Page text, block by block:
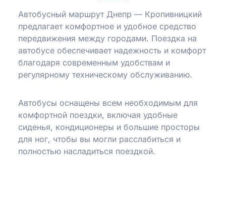
Автобусный маршрут Днепр — Кропивницкий
предлагает комфортное и удобное средство
передвижения между городами. Поездка на
автобусе обеспечивает надежность и комфорт
благодаря современным удобствам и
регулярному техническому обслуживанию.
Автобусы оснащены всем необходимым для
комфортной поездки, включая удобные
сиденья, кондиционеры и большие просторы
для ног, чтобы вы могли расслабиться и
полностью насладиться поездкой.